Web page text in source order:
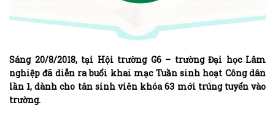
Sáng 20/8/2018, tại Hội trường G6 – trường Đại học Lâm
nghiệp đã diễn ra buổi khai mạc Tuần sinh hoạt Công dân
lần 1, dành cho tân sinh viên khóa 63 mới trúng tuyển vào
trường.